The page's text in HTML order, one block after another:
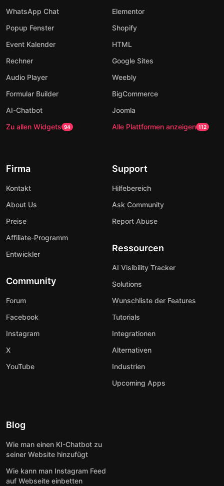
WhatsApp Chat
Popup Fenster
Event Kalender
Rechner
Audio Player
Formular Builder
AI-Chatbot
Zu allen Widgets 94
Elementor
Shopify
HTML
Google Sites
Weebly
BigCommerce
Joomla
Alle Plattformen anzeigen 112
Firma
Kontakt
About Us
Preise
Affiliate-Programm
Entwickler
Community
Forum
Facebook
Instagram
X
YouTube
Support
Hilfebereich
Ask Community
Report Abuse
Ressourcen
AI Visibility Tracker
Solutions
Wunschliste der Features
Tutorials
Integrationen
Alternativen
Industrien
Upcoming Apps
Blog
Wie man einen KI-Chatbot zu
seiner Website hinzufügt
Wie kann man Instagram Feed
auf Webseite einbetten